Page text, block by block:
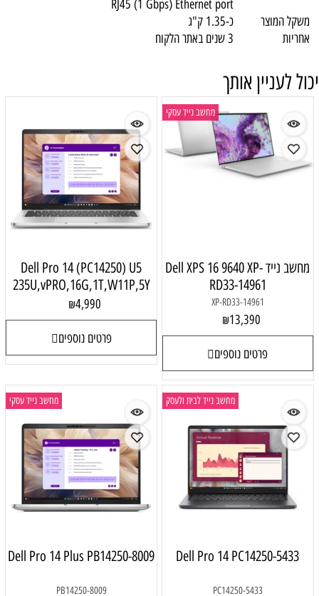
RJ45 (1 Gbps) Ethernet port
משקל המוצר
כ-1.35 ק"ג
אחריות
3 שנים באתר הלקוח
יכול לעניין אותך
מחשב נייד עסקי
מחשב נייד Dell XPS 16 9640 XP-
RD33-14961
XP-RD33-14961
₪13,390
פרטים נוספים
Dell Pro 14 (PC14250) U5
235U,vPRO,16G,1T,W11P,5Y
₪4,990
פרטים נוספים
מחשב נייד לבית ולעסק
Dell Pro 14 PC14250-5433
PC14250-5433
מחשב נייד עסקי
Dell Pro 14 Plus PB14250-8009
PB14250-8009